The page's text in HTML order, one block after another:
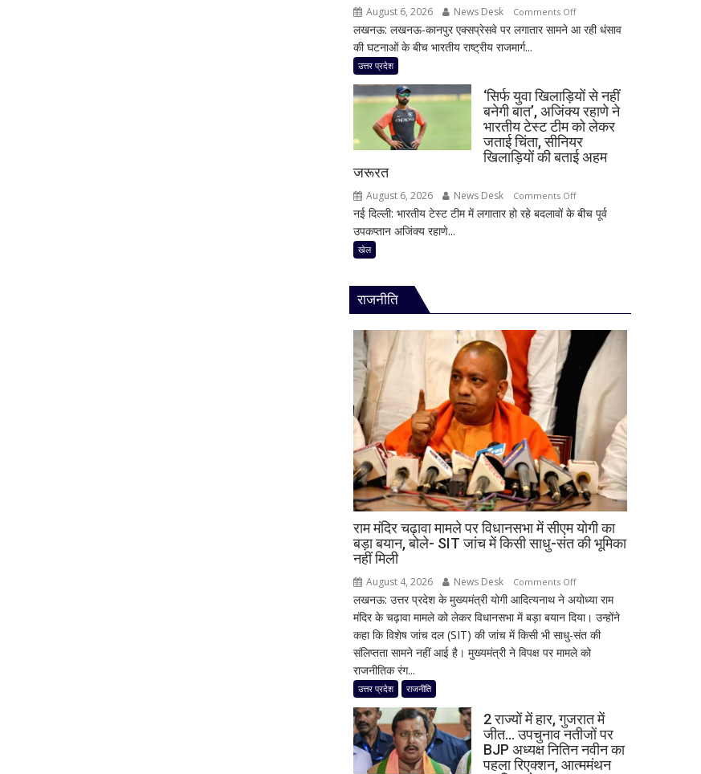
पूर्वोत्तर
मूसलाधार
बारिश,
जानिए
दिल्ली
समेत
का
मौसम
August 6, 2026 News Desk Comments Offon
लखनऊ-
बड़ा
फैसला!
बार-
बार
निर्माण
एजेंसी
एक्शन
लखनऊ: लखनऊ-कानपुर एक्सप्रेसवे पर लगातार सामने आ रही धंसाव
की घटनाओं के बीच भारतीय राष्ट्रीय राजमार्ग...
उत्तर प्रदेश
‘सिर्फ युवा खिलाड़ियों से नहीं
बनेगी बात’, अजिंक्य रहाणे ने
भारतीय टेस्ट टीम को लेकर
जताई चिंता, सीनियर
खिलाड़ियों की बताई अहम
जरूरत
August 6, 2026 News Desk Comments Offon
‘सिर्फ
भारतीय
टेस्ट
टीम
को
लेकर
जताई
चिंता,
सीनियर
खिलाड़ियों
की
अहम
जरूरत
नई दिल्ली: भारतीय टेस्ट टीम में लगातार हो रहे बदलावों के बीच पूर्व
उपकप्तान अजिंक्य रहाणे...
खेल
राजनीति
राम मंदिर चढ़ावा मामले पर विधानसभा में सीएम योगी का
बड़ा बयान, बोले- SIT जांच में किसी साधु-संत की भूमिका
नहीं मिली
August 4, 2026 News Desk Comments Offon
राम
मंदिर
चढ़ावा
मामले
सीएम
योगी
का
लखनऊ: उत्तर प्रदेश के मुख्यमंत्री योगी आदित्यनाथ ने अयोध्या राम
मंदिर के चढ़ावा मामले को लेकर विधानसभा में बड़ा बयान दिया। उन्होंने
कहा कि विशेष जांच दल (SIT) की जांच में किसी भी साधु-संत की
संलिप्तता सामने नहीं आई है। मुख्यमंत्री ने विपक्ष पर मामले को
राजनीतिक रंग...
उत्तर प्रदेश राजनीति
2 राज्यों में हार, गुजरात में
जीत… उपचुनाव नतीजों पर
BJP अध्यक्ष नितिन नवीन का
पहला रिएक्शन, आत्ममंथन